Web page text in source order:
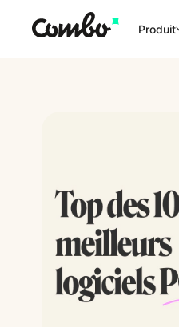
Produit